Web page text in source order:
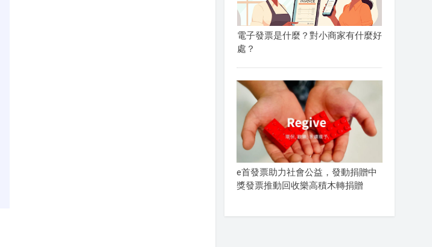
電子發票是什麼？對小商家有什麼好
處？
e首發票助力社會公益，發動捐贈中
獎發票推動回收樂高積木轉捐贈